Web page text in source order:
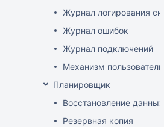
Журнал логирования
Журнал ошибок
Журнал подключений
Механизм
Планировщик
Восстановление данных
Резервная копия